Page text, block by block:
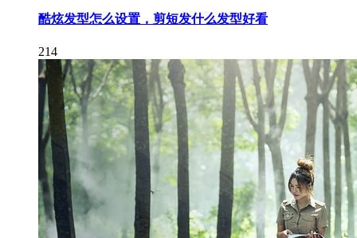
酷炫发型怎么设置，剪短发什么发型好看
214